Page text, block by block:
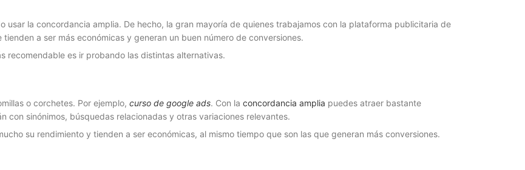
la concordancia amplia. De hecho, la gran mayoría de quienes trabajamos con la plataforma publicitaria de
a ser más económicas y generan un buen número de conversiones.
recomendable es ir probando las distintas alternativas.
o corchetes. Por ejemplo, curso de google ads. Con la concordancia amplia puedes atraer bastante
sinónimos, búsquedas relacionadas y otras variaciones relevantes.
su rendimiento y tienden a ser económicas, al mismo tiempo que son las que generan más conversiones.